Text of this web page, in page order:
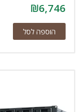
₪6,746
הוספה לסל